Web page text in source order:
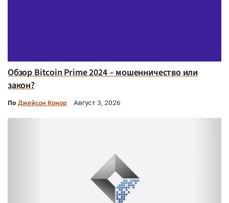
Обзор Bitcoin Prime 2024 – мошенничество или
закон?
По Джейсон Конор Август 3, 2026